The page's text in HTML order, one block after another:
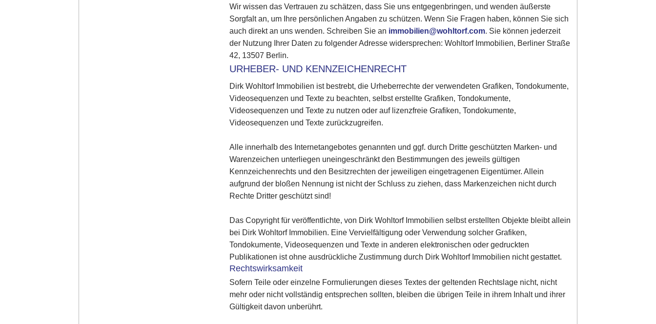
Wir wissen das Vertrauen zu schätzen, dass Sie uns entgegenbringen, und wenden äußerste
Sorgfalt an, um Ihre persönlichen Angaben zu schützen. Wenn Sie Fragen haben, können Sie sich
auch direkt an uns wenden. Schreiben Sie an immobilien@wohltorf.com. Sie können jederzeit
der Nutzung Ihrer Daten zu folgender Adresse widersprechen: Wohltorf Immobilien, Berliner Straße
42, 13507 Berlin.
URHEBER- UND KENNZEICHENRECHT
Dirk Wohltorf Immobilien ist bestrebt, die Urheberrechte der verwendeten Grafiken, Tondokumente,
Videosequenzen und Texte zu beachten, selbst erstellte Grafiken, Tondokumente,
Videosequenzen und Texte zu nutzen oder auf lizenzfreie Grafiken, Tondokumente,
Videosequenzen und Texte zurückzugreifen.
Alle innerhalb des Internetangebotes genannten und ggf. durch Dritte geschützten Marken- und
Warenzeichen unterliegen uneingeschränkt den Bestimmungen des jeweils gültigen
Kennzeichenrechts und den Besitzrechten der jeweiligen eingetragenen Eigentümer. Allein
aufgrund der bloßen Nennung ist nicht der Schluss zu ziehen, dass Markenzeichen nicht durch
Rechte Dritter geschützt sind!
Das Copyright für veröffentlichte, von Dirk Wohltorf Immobilien selbst erstellten Objekte bleibt allein
bei Dirk Wohltorf Immobilien. Eine Vervielfältigung oder Verwendung solcher Grafiken,
Tondokumente, Videosequenzen und Texte in anderen elektronischen oder gedruckten
Publikationen ist ohne ausdrückliche Zustimmung durch Dirk Wohltorf Immobilien nicht gestattet.
Rechtswirksamkeit
Sofern Teile oder einzelne Formulierungen dieses Textes der geltenden Rechtslage nicht, nicht
mehr oder nicht vollständig entsprechen sollten, bleiben die übrigen Teile in ihrem Inhalt und ihrer
Gültigkeit davon unberührt.